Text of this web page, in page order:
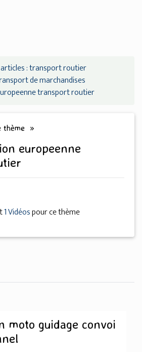
: transport routier
de marchandises
transport routier
thème »
1 Vidéospour ce thème
moto guidage convoi